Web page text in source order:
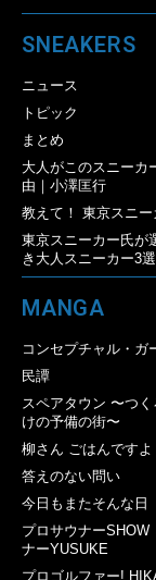
SNEAKERS
ニュース
トピック
まとめ
大人がこのスニーカ
由｜小澤匡行
教えて！ 東京スニー
東京スニーカー氏が
き大人スニーカー3選
MANGA
コンセプチャル・ガ
民譚
スペアタウン 〜つ
けの予備の街〜
柳さん ごはんですよ
答えのない問い
今日もまたそんな日
プロサウナーSHOW
ナーYUSUKE
プロゴルファー!